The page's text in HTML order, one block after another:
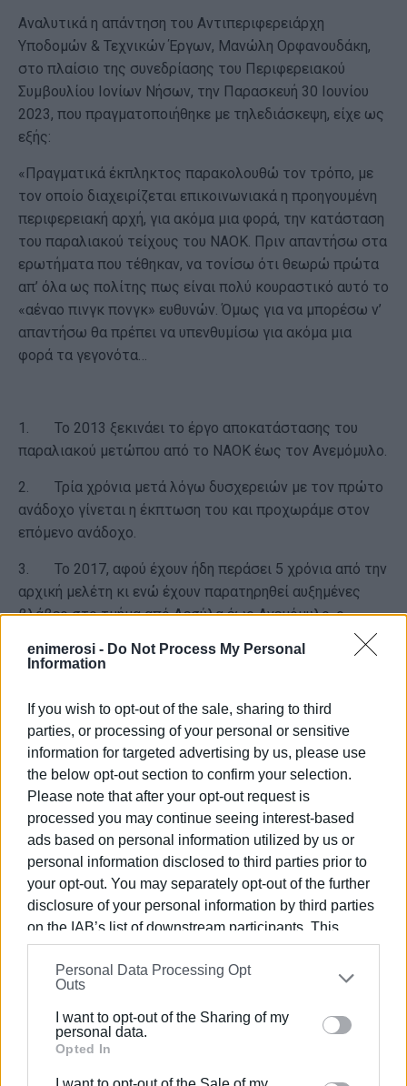
enimerosi - Do Not Process My Personal
Information
If you wish to opt-out of the sale, sharing to third
parties, or processing of your personal or sensitive
information for targeted advertising by us, please use
the below opt-out section to confirm your selection.
Please note that after your opt-out request is
processed you may continue seeing interest-based
ads based on personal information utilized by us or
personal information disclosed to third parties prior to
your opt-out. You may separately opt-out of the further
disclosure of your personal information by third parties
on the IAB’s list of downstream participants. This
information may also be disclosed by us to third parties
on theIAB’s List of Downstream Participants
that may
further disclose it to other third parties.
Please note that this website/app uses one or more
Google services and may gather and store information
Personal Data Processing Opt
Outs
I want to opt-out of the Sharing of my
personal data.
Opted In
Αναλυτικά η απάντηση του Αντιπεριφερειάρχη
Υποδομών & Τεχνικών Έργων, Μανώλη Ορφανουδάκη,
στο πλαίσιο της συνεδρίασης του Περιφερειακού
Συμβουλίου Ιονίων Νήσων, την Παρασκευή 30 Ιουνίου
2023, που πραγματοποιήθηκε με τηλεδιάσκεψη, είχε ως
εξής:
«Πραγματικά έκπληκτος παρακολουθώ τον τρόπο, με
τον οποίο διαχειρίζεται επικοινωνιακά η προηγουμένη
περιφερειακή αρχή, για ακόμα μια φορά, την κατάσταση
του παραλιακού τείχους του ΝΑΟΚ. Πριν απαντήσω στα
ερωτήματα που τέθηκαν, να τονίσω ότι θεωρώ πρώτα
απ’ όλα ως πολίτης πως είναι πολύ κουραστικό αυτό το
«αέναο πινγκ πονγκ» ευθυνών. Όμως για να μπορέσω ν’
απαντήσω θα πρέπει να υπενθυμίσω για ακόμα μια
φορά τα γεγονότα…
1. Το 2013 ξεκινάει το έργο αποκατάστασης του
παραλιακού μετώπου από το ΝΑΟΚ έως τον Ανεμόμυλο.
2. Τρία χρόνια μετά λόγω δυσχερειών με τον πρώτο
ανάδοχο γίνεται η έκπτωση του και προχωράμε στον
επόμενο ανάδοχο.
3. Το 2017, αφού έχουν ήδη περάσει 5 χρόνια από την
αρχική μελέτη κι ενώ έχουν παρατηρηθεί αυξημένες
βλάβες στο τμήμα από Δεσύλα έως Ανεμόμυλο, ο
Ο.Λ.ΚΕ. αποφασίζει την επικαιροποίηση της μελέτης.
4. Έως και το 2018 το έργο εξελίσσεται με αύξηση
αλλαγή του φυσικού αντικειμένου.
5. Στα τέλη του 2018 συνομονοείτε στον
αποχαρακτηρισμό του παραλιακού μετώπου από
χερσαία ζώνη λιμένα, με αποτέλεσμα να περάσει στην
κτηματική υπηρεσία με τραγικές συνέπειες αυτές που
ζούμε τώρα
6. Σαν να μην έφταναν τα ανωτέρω, αποφασίσατε
την αλλαγή του φυσικού αντικειμένου και την απένταξη
του τμήματος από Δεσύλα έως Ανεμόμυλο, παρ’ όλη την
αύξηση του προϋπολογισμού από 2.600.000 € σε
3.700.000 € (δηλαδή σχεδόν στον αρχικό
γίνουν εγκαίνια σε ένα ημιτελές έργο το 2019.
Παρ’ όλ’ αυτά, όμως, υπήρχε χρόνος ζωτικής σημασίας
μεγαλύτερος του 1,5 χρόνου και παρά τον